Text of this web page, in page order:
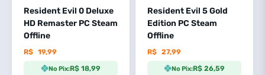
Resident Evil 0 Deluxe
HD Remaster PC Steam
Offline
R$ 19,99
No Pix:R$ 18,99
Resident Evil 5 Gold
Edition PC Steam
Offline
R$ 27,99
No Pix:R$ 26,59